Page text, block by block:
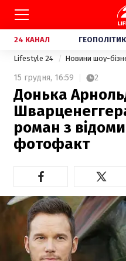
24 КАНАЛ
Lifestyle 24 Новини шоу-
15 грудня, 16:59 2
Донька
роман з
фотофакт